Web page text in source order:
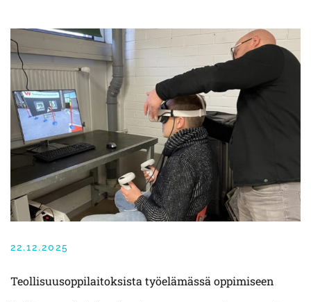
22.12.2025
Teollisuusoppilaitoksista työelämässä oppimiseen